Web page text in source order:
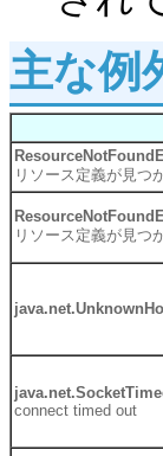
主な例
リソース定義が見つ
リソース定義が見つ
connect timed out